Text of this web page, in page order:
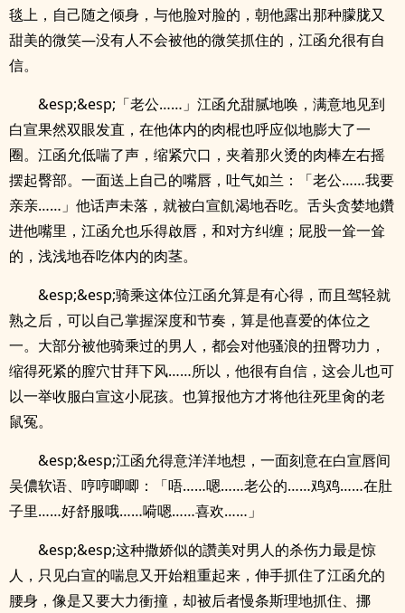
毯上，自己随之倾身，与他脸对脸的，朝他露出那种朦胧又
甜美的微笑—没有人不会被他的微笑抓住的，江函允很有自
信。
&esp;&esp;「老公……」江函允甜腻地唤，满意地见到
白宣果然双眼发直，在他体内的肉棍也呼应似地膨大了一
圈。江函允低喘了声，缩紧穴口，夹着那火烫的肉棒左右摇
摆起臀部。一面送上自己的嘴唇，吐气如兰：「老公……我要
亲亲……」他话声未落，就被白宣飢渴地吞吃。舌头贪婪地鑽
进他嘴里，江函允也乐得啟唇，和对方纠缠；屁股一耸一耸
的，浅浅地吞吃体内的肉茎。
&esp;&esp;骑乘这体位江函允算是有心得，而且驾轻就
熟之后，可以自己掌握深度和节奏，算是他喜爱的体位之
一。大部分被他骑乘过的男人，都会对他骚浪的扭臀功力，
缩得死紧的膣穴甘拜下风……所以，他很有自信，这会儿也可
以一举收服白宣这小屁孩。也算报他方才将他往死里肏的老
鼠冤。
&esp;&esp;江函允得意洋洋地想，一面刻意在白宣唇间
吴儂软语、哼哼唧唧：「唔……嗯……老公的……鸡鸡……在肚
子里……好舒服哦……嗬嗯……喜欢……」
&esp;&esp;这种撒娇似的讚美对男人的杀伤力最是惊
人，只见白宣的喘息又开始粗重起来，伸手抓住了江函允的
腰身，像是又要大力衝撞，却被后者慢条斯理地抓住、挪